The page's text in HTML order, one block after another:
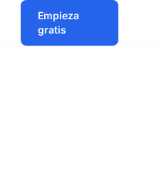
Empieza
gratis